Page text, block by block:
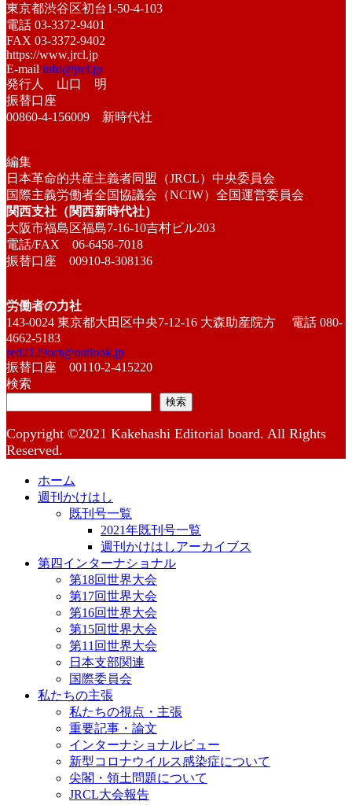
東京都渋谷区初台1-50-4-103
電話 03-3372-9401
FAX 03-3372-9402
https://www.jrcl.jp
E-mail info@jrcl.jp
発行人 山口 明
振替口座
00860-4-156009 新時代社
編集
日本革命的共産主義者同盟（JRCL）中央委員会
国際主義労働者全国協議会（NCIW）全国運営委員会
関西支社（関西新時代社）
大阪市福島区福島7-16-10吉村ビル203
電話/FAX 06-6458-7018
振替口座 00910-8-308136
労働者の力社
143-0024 東京都大田区中央7-12-16 大森助産院方 電話 080-
4662-5183
red2129oct@outlook.jp
振替口座 00110-2-415220
検索
検索
Copyright ©2021 Kakehashi Editorial board. All Rights
Reserved.
ホーム
週刊かけはし
既刊号一覧
2021年既刊号一覧
週刊かけはしアーカイブス
第四インターナショナル
第18回世界大会
第17回世界大会
第16回世界大会
第15回世界大会
第11回世界大会
日本支部関連
国際委員会
私たちの主張
私たちの視点・主張
重要記事・論文
インターナショナルビュー
新型コロナウイルス感染症について
尖閣・領土問題について
JRCL大会報告